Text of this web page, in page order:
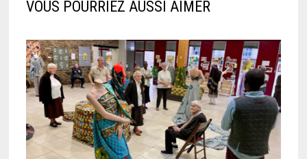
VOUS POURRIEZ AUSSI AIMER